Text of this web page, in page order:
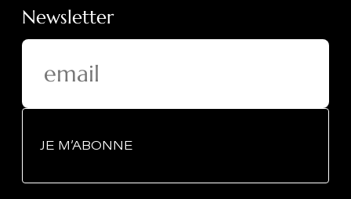
Newsletter
JE M’ABONNE